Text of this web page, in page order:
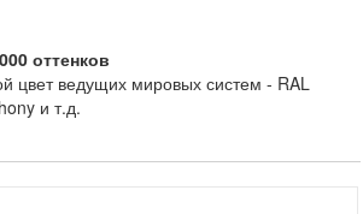
оттенков
цвет ведущих мировых систем - RAL
и т.д.